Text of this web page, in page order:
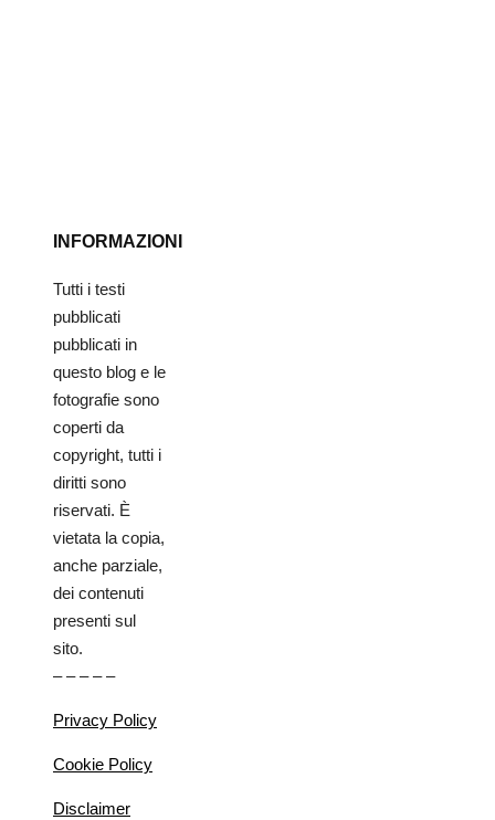
INFORMAZIONI
Tutti i testi
pubblicati
pubblicati in
questo blog e le
fotografie sono
coperti da
copyright, tutti i
diritti sono
riservati. È
vietata la copia,
anche parziale,
dei contenuti
presenti sul
sito.
– – – – –
Privacy Policy
Cookie Policy
Disclaimer